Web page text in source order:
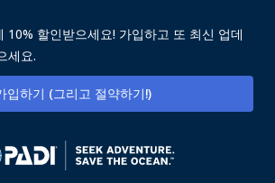
10% 할인받으세요! 가입하고 또 최신 업데
세요.
입하기 (그리고 절약하기!)